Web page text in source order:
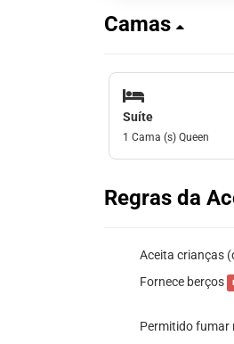
Camas
Suíte
1 Cama (s) Queen
Regras da
Aceita crianças
Fornece berços
Permitido fumar